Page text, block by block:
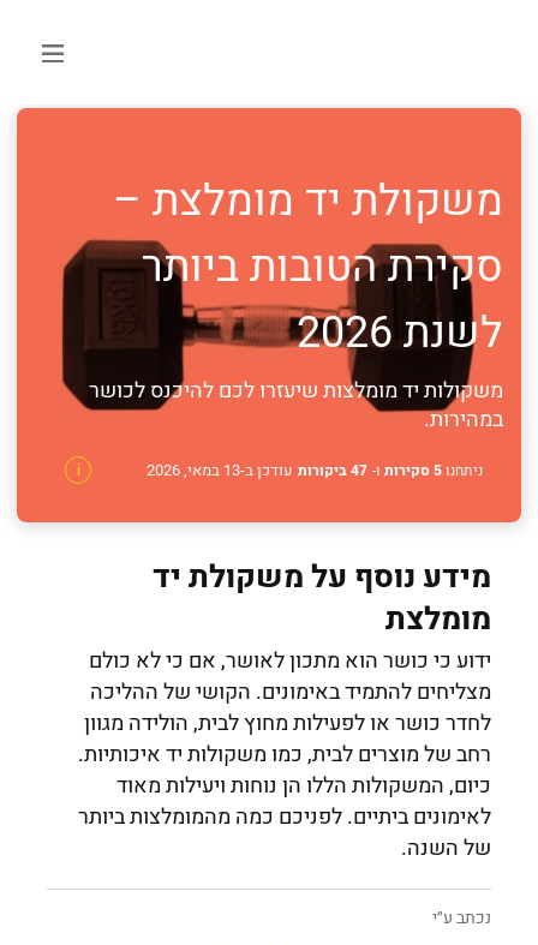
משקולת יד מומלצת –
סקירת הטובות ביותר
לשנת 2026
משקולות יד מומלצות שיעזרו לכם להיכנס לכושר
במהירות.
ניתחנו5 סקירות ו- 47 ביקורות i עודכן ב-13 במאי, 2026
מידע נוסף על משקולת יד
מומלצת
ידוע כי כושר הוא מתכון לאושר, אם כי לא כולם
מצליחים להתמיד באימונים. הקושי של ההליכה
לחדר כושר או לפעילות מחוץ לבית, הולידה מגוון
רחב של מוצרים לבית, כמו משקולות יד איכותיות.
כיום, המשקולות הללו הן נוחות ויעילות מאוד
לאימונים ביתיים. לפניכם כמה מהמומלצות ביותר
של השנה.
נכתב ע״י